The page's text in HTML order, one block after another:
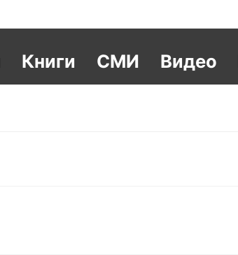
Книги СМИ Видео